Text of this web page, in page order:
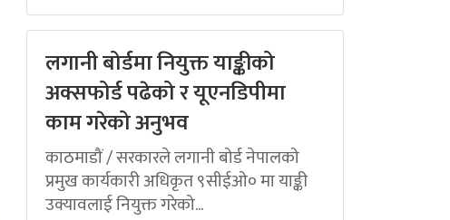
लगानी बोर्डमा नियुक्त याङ्कीको
अक्सफोर्ड पढेको र यूएनडिपीमा
काम गरेको अनुभव
काठमाडौं / सरकारले लगानी बोर्ड नेपालको
प्रमुख कार्यकारी अधिकृत ९सीईओ० मा याङ्की
उक्यावलाई नियुक्त गरेको...